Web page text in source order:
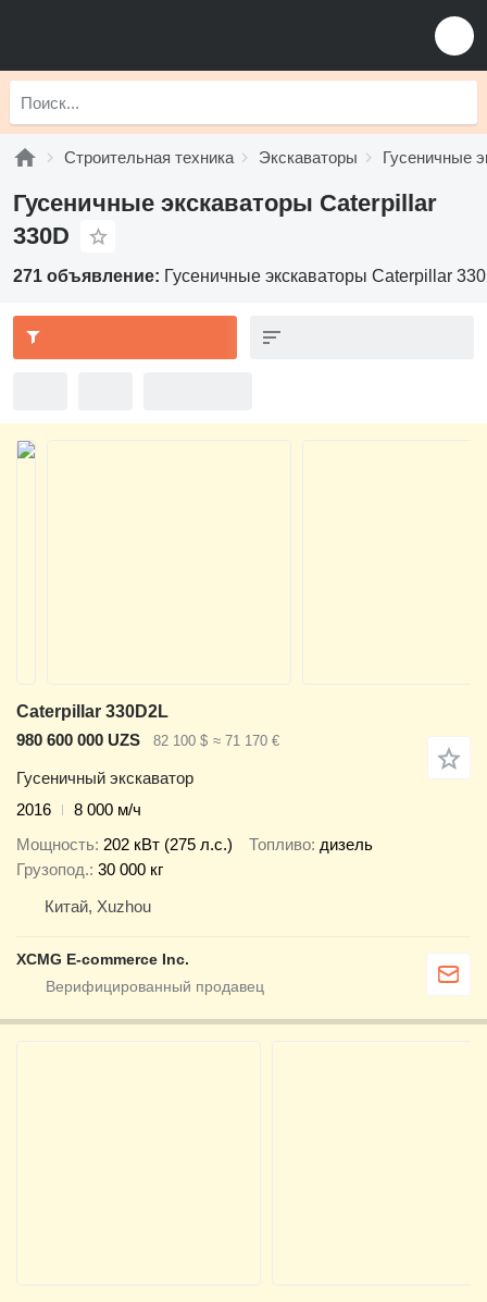
Строительная техника Экскаваторы Гусеничные
Гусеничные экскаваторы Caterpillar
330D
271 объявление: Гусеничные экскаваторы Caterpillar
Caterpillar 330D2L
980 600 000 UZS
82 100 $ ≈ 71 170 €
Гусеничный экскаватор
2016
8 000 м/ч
Мощность 202 кВт (275 л.с.) Топливо дизель
Грузопод. 30 000 кг
Китай, Xuzhou
XCMG E-commerce Inc.